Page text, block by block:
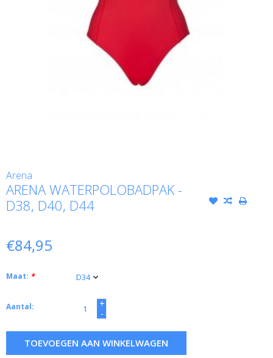
Arena
ARENA WATERPOLOBADPAK -
D38, D40, D44
€84,95
Maat: *
Aantal:
+
-
TOEVOEGEN AAN WINKELWAGEN